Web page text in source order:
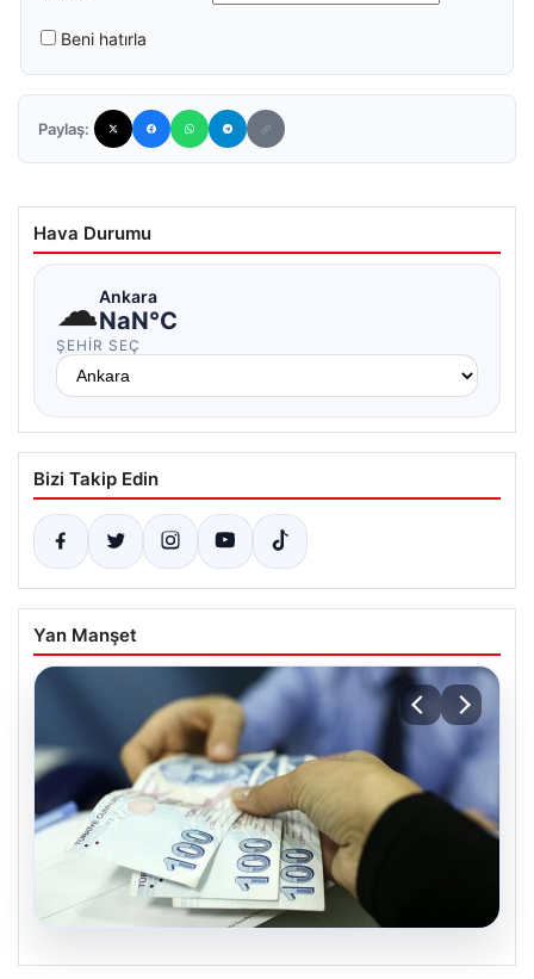
Beni hatırla
Paylaş:
Hava Durumu
☁Ankara
NaN°C
ŞEHIR SEÇ
Bizi Takip Edin
Yan Manşet
07.08.2026